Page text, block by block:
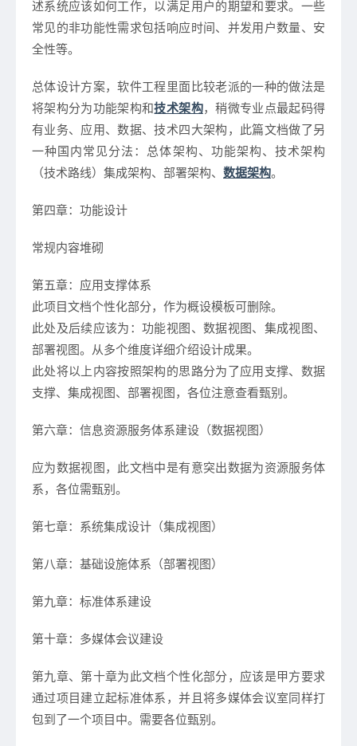
述系统应该如何工作，以满足用户的期望和要求。一些
常见的非功能性需求包括响应时间、并发用户数量、安
全性等。
总体设计方案，软件工程里面比较老派的一种的做法是
将架构分为功能架构和技术架构，稍微专业点最起码得
有业务、应用、数据、技术四大架构，此篇文档做了另
一种国内常见分法：总体架构、功能架构、技术架构
（技术路线）集成架构、部署架构、 数据架构。
第四章：功能设计
常规内容堆砌
第五章：应用支撑体系
此项目文档个性化部分，作为概设模板可删除。
此处及后续应该为：功能视图、数据视图、集成视图、
部署视图。从多个维度详细介绍设计成果。
此处将以上内容按照架构的思路分为了应用支撑、数据
支撑、集成视图、部署视图，各位注意查看甄别。
第六章：信息资源服务体系建设（数据视图）
应为数据视图，此文档中是有意突出数据为资源服务体
系，各位需甄别。
第七章：系统集成设计（集成视图）
第八章：基础设施体系（部署视图）
第九章：标准体系建设
第十章：多媒体会议建设
第九章、第十章为此文档个性化部分，应该是甲方要求
通过项目建立起标准体系，并且将多媒体会议室同样打
包到了一个项目中。需要各位甄别。